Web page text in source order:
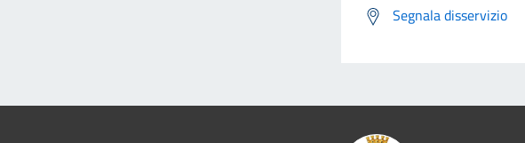
Segnala disservizio